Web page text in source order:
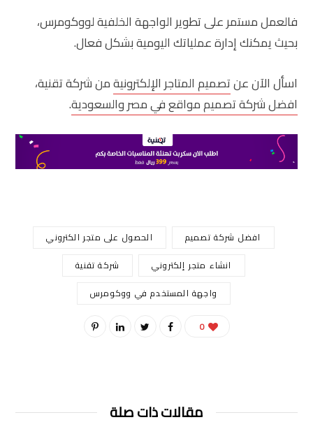
فالعمل مستمر على تطوير الواجهة الخلفية لووكومرس،
بحيث يمكنك إدارة عملياتك اليومية بشكل فعال.
اسأل الآن عنتصميم المتاجر الإلكترونيةمن شركة تقنية،
افضل شركة تصميم مواقع في مصر والسعودية.
افضل شركة تصميم
الحصول على متجر الكتروني
انشاء متجر إلكتروني
شركة تقنية
واجهة المستخدم في ووكومرس
0
مقالات ذات صلة